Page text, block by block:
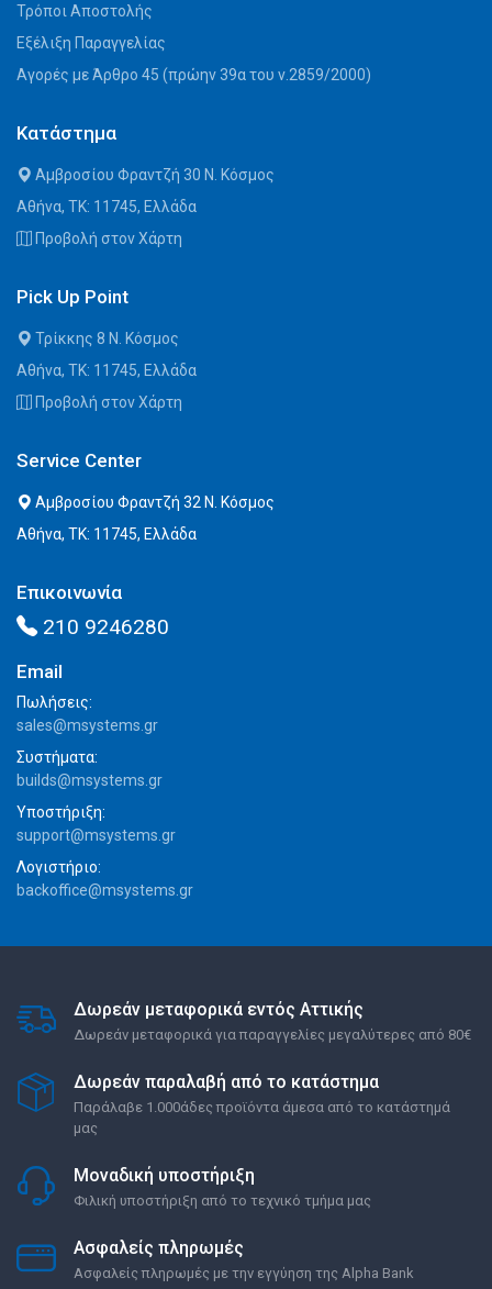
Τρόποι Αποστολής
Εξέλιξη Παραγγελίας
Αγορές με Άρθρο 45 (πρώην 39α του ν.2859/2000)
Κατάστημα
Αμβροσίου Φραντζή 30 Ν. Κόσμος
Αθήνα, ΤΚ: 11745, Ελλάδα
Προβολή στον Χάρτη
Pick Up Point
Τρίκκης 8 Ν. Κόσμος
Αθήνα, ΤΚ: 11745, Ελλάδα
Προβολή στον Χάρτη
Service Center
Αμβροσίου Φραντζή 32 Ν. Κόσμος
Αθήνα, ΤΚ: 11745, Ελλάδα
Επικοινωνία
210 9246280
Email
Πωλήσεις:
sales@msystems.gr
Συστήματα:
builds@msystems.gr
Υποστήριξη:
support@msystems.gr
Λογιστήριο:
backoffice@msystems.gr
Δωρεάν μεταφορικά εντός Αττικής
Δωρεάν μεταφορικά για παραγγελίες μεγαλύτερες από 80€
Δωρεάν παραλαβή από το κατάστημα
Παράλαβε 1.000άδες προϊόντα άμεσα από το κατάστημά
μας
Μοναδική υποστήριξη
Φιλική υποστήριξη από το τεχνικό τμήμα μας
Ασφαλείς πληρωμές
Ασφαλείς πληρωμές με την εγγύηση της Alpha Bank